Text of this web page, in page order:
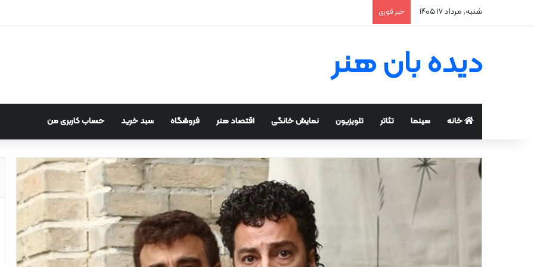
شنبه, مرداد ۱۷ ۱۴۰۵ خبر فوری
دیده بان هنر
خانه سینما تئاتر تلویزیون نمایش خانگی اقتصاد هنر فروشگاه سبد خرید حساب کاربری من